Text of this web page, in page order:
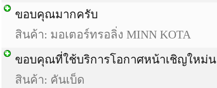
ขอบคุณมากครับ
สินค้า: มอเตอร์ทรอลิ่ง MINN KOTA
ขอบคุณที่ใช้บริการโอกาศหน้าเชิญใหม่น
สินค้า: คันเบ็ด